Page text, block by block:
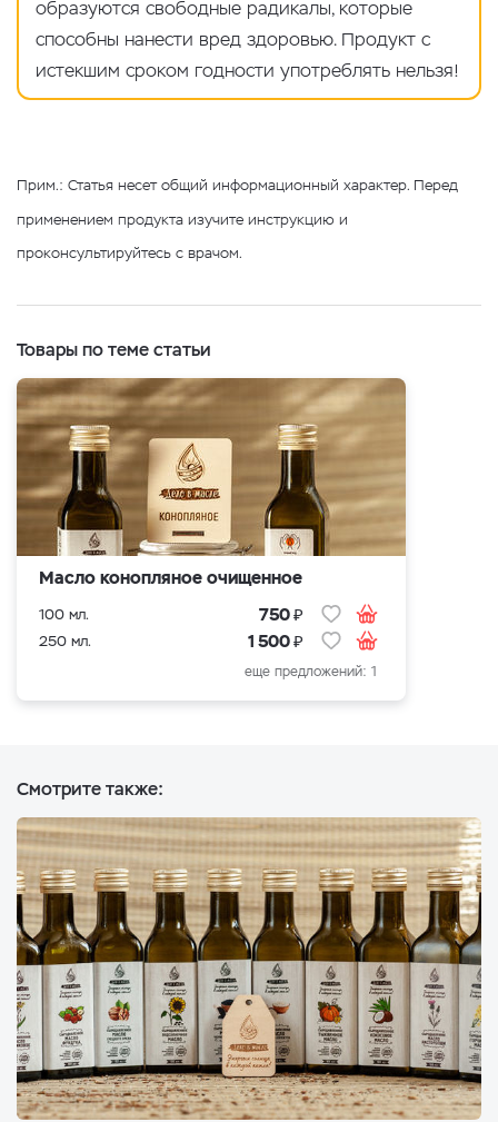
образуются свободные радикалы, которые
способны нанести вред здоровью. Продукт с
истекшим сроком годности употреблять нельзя!
Прим.: Статья несет общий информационный характер. Перед
применением продукта изучите инструкцию и
проконсультируйтесь с врачом.
Товары по теме статьи
Масло конопляное очищенное
100 мл. 750₽
250 мл. 1 500₽
еще предложений: 1
Смотрите также: